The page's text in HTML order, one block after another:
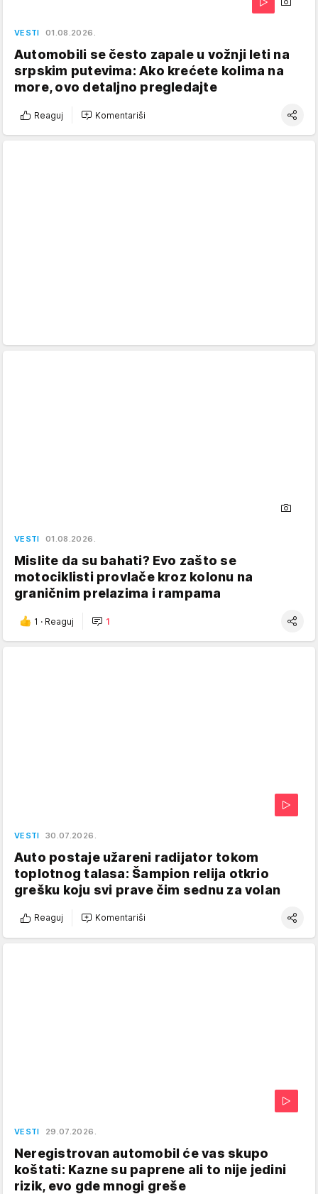
VESTI 01.08.2026.
Automobili se često zapale u vožnji leti na
srpskim putevima: Ako krećete kolima na
more, ovo detaljno pregledajte
Reaguj Komentariši
VESTI 01.08.2026.
Mislite da su bahati? Evo zašto se
motociklisti provlače kroz kolonu na
graničnim prelazima i rampama
1 · Reaguj 1
VESTI 30.07.2026.
Auto postaje užareni radijator tokom
toplotnog talasa: Šampion relija otkrio
grešku koju svi prave čim sednu za volan
Reaguj Komentariši
VESTI 29.07.2026.
Neregistrovan automobil će vas skupo
koštati: Kazne su paprene ali to nije jedini
rizik, evo gde mnogi greše